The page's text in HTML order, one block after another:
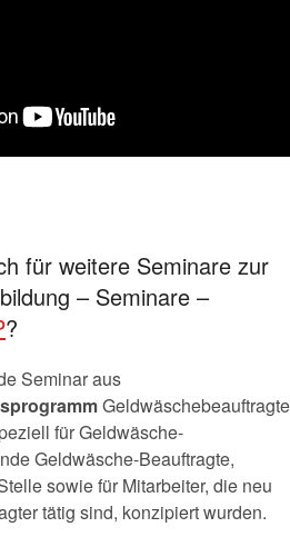
für weitere Seminare zur
– Seminare –
?
Seminar aus
für Geldwäsche-
Geldwäsche-Beauftragte,
sowie für Mitarbeiter, die neu
tätig sind, konzipiert wurden.